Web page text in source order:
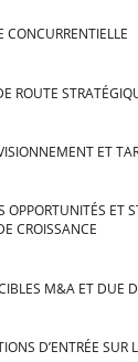
CONCURRENTIELLE
ROUTE
ET
OPPORTUNITÉS ET
CROISSANCE
M&A ET DUE
D’ENTRÉE SUR